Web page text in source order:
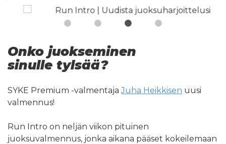
Onko juokseminen
sinulle tylsää?
SYKE Premium -valmentajaJuha Heikkisen uusi
valmennus!
Run Intro on neljän viikon pituinen
juoksuvalmennus, jonka aikana pääset kokeilemaan